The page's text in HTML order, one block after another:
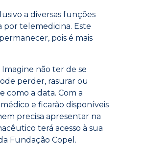
a diversas funções
por telemedicina. Este
pois é mais
não ter de se
perder, rasurar ou
como a data. Com a
e ficarão disponíveis
precisa apresentar na
terá acesso à sua
Fundação Copel.